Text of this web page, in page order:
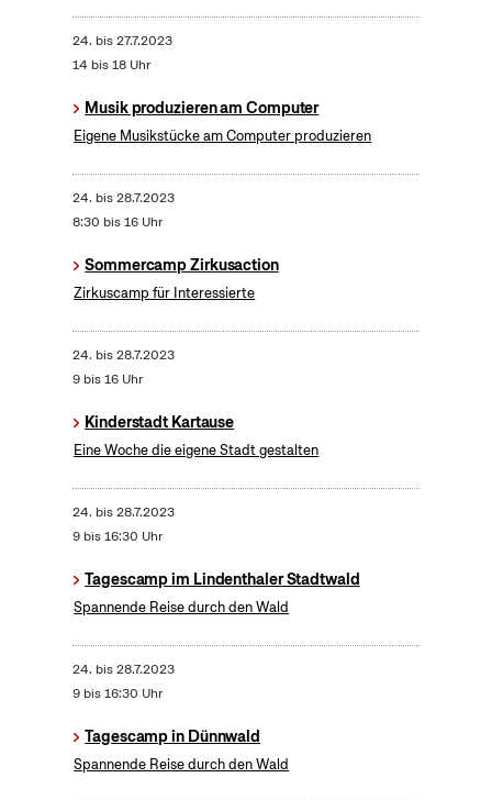
24. bis27.7.2023
14 bis 18 Uhr
Musik produzieren am Computer
Eigene Musikstücke am Computer produzieren
24. bis28.7.2023
8:30 bis 16 Uhr
Sommercamp Zirkusaction
Zirkuscamp für Interessierte
24. bis28.7.2023
9 bis 16 Uhr
Kinderstadt Kartause
Eine Woche die eigene Stadt gestalten
24. bis28.7.2023
9 bis 16:30 Uhr
Tagescamp im Lindenthaler Stadtwald
Spannende Reise durch den Wald
24. bis28.7.2023
9 bis 16:30 Uhr
Tagescamp in Dünnwald
Spannende Reise durch den Wald